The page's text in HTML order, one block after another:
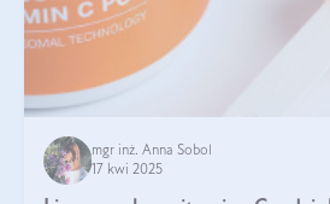
mgr inż. Anna Sobol
17 kwi 2025